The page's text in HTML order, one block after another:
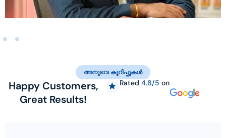
അനുഭവ കുറിപ്പുകൾ
Happy Customers,
Great Results!
Rated 4.8/5 on